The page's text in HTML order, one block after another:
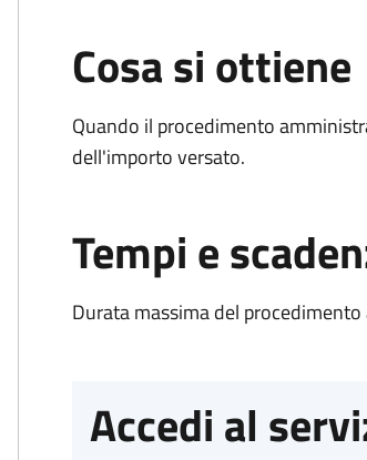
Cosa si ottiene
Quando il procedimento
dell'importo versato.
Tempi e
Durata massima del
Accedi al